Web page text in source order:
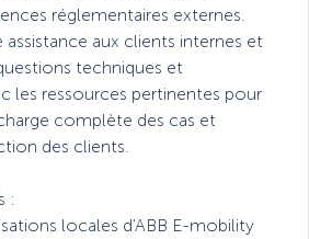
réglementaires externes.
aux clients internes et
techniques et
les ressources pertinentes pour
complète des cas et
des clients.
:
locales d'ABB E-mobility